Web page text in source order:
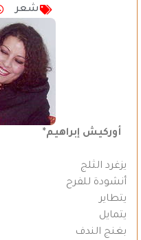
شعر
أوركيش إبراهيم*
يزغرد الثلج
أنشودة للفرح
يتطاير
يتمايل
بغنج الندف